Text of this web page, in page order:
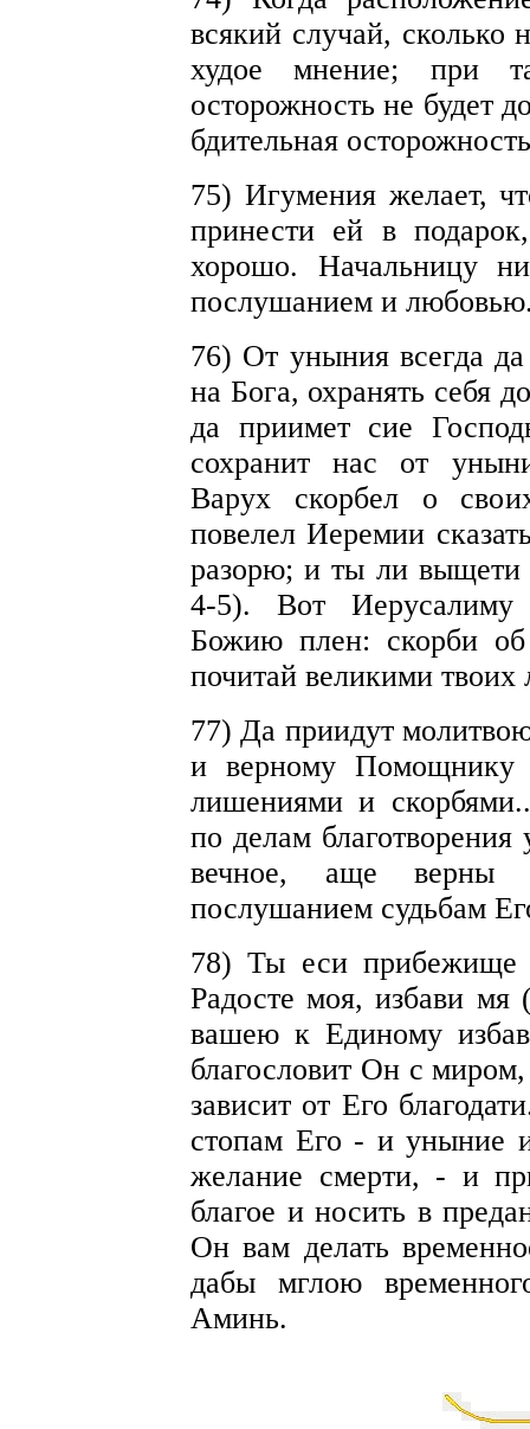
всякий случай, сколько
худое мнение; при
осторожность не будет
бдительная
75) Игумения желает,
принести ей в
хорошо. Начальницу
послушанием и
76) От уныния всегда
на Бога, охранять себя
да приимет сие
сохранит нас от
Варух скорбел о
повелел Иеремии
разорю; и ты ли
4-5). Вот Иерусалиму
Божию плен: скорби
почитай великими твоих
77) Да приидут
и верному Помощнику
лишениями и
по делам благотворения
вечное, аще верны
послушанием судьбам
78) Ты еси прибежище
Радосте моя, избави
вашею к Единому
благословит Он с
зависит от Его
стопам Его - и уныние
желание смерти, - и
благое и носить в
Он вам делать
дабы мглою
Аминь.